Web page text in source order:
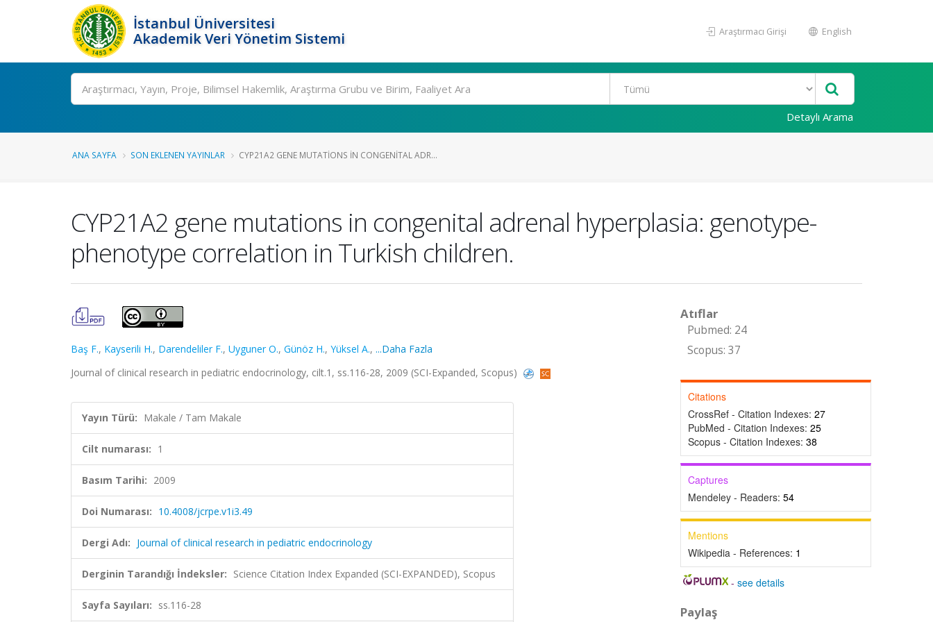
İstanbul Üniversitesi
Akademik Veri Yönetim Sistemi
Araştırmacı Girişi English
Ara
Detaylı Arama
ANA SAYFA SON EKLENEN YAYINLAR CYP21A2 GENE MUTATIONS IN CONGENITAL ADR...
CYP21A2 gene mutations in congenital adrenal hyperplasia: genotype-
phenotype correlation in Turkish children.
Baş F., Kayserili H., Darendeliler F., Uyguner O., Günöz H., Yüksel A., ...Daha Fazla
Journal of clinical research in pediatric endocrinology, cilt.1, ss.116-28, 2009 (SCI-Expanded, Scopus)
Yayın Türü: Makale / Tam Makale
Cilt numarası: 1
Basım Tarihi: 2009
Doi Numarası: 10.4008/jcrpe.v1i3.49
Dergi Adı: Journal of clinical research in pediatric endocrinology
Derginin Tarandığı İndeksler: Science Citation Index Expanded (SCI-EXPANDED), Scopus
Sayfa Sayıları: ss.116-28
Atıflar
Pubmed: 24
Scopus: 37
Citations
CrossRef - Citation Indexes: 27
PubMed - Citation Indexes: 25
Scopus - Citation Indexes: 38
Captures
Mendeley - Readers: 54
Mentions
Wikipedia - References: 1
-see details
Paylaş